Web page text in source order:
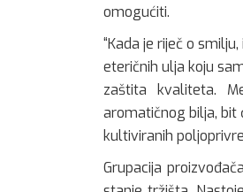
omogućiti.
“Kada je riječ o
eteričnih ulja koju
zaštita kvaliteta.
aromatičnog bilja, bit
kultiviranih
Grupacija